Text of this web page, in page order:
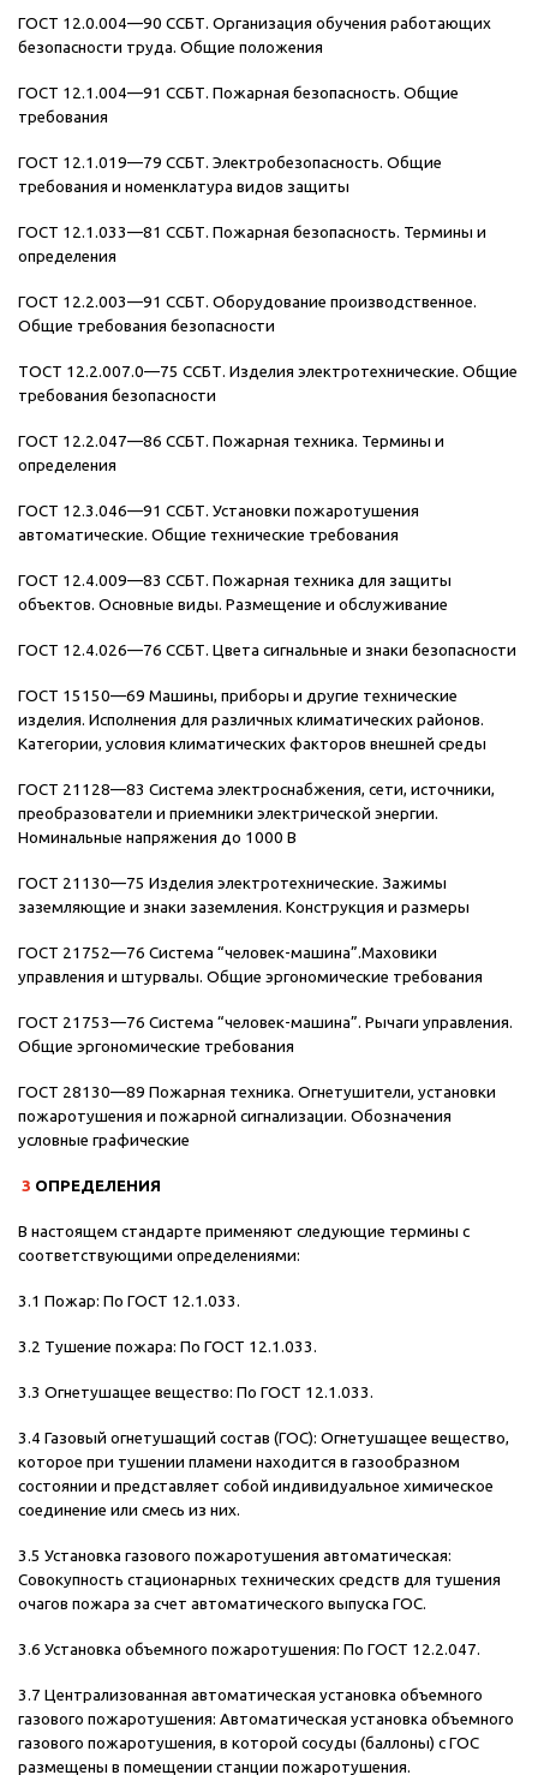
ГОСТ 12.0.004—90 ССБТ. Организация обучения работающих
безопасности труда. Общие положения
ГОСТ 12.1.004—91 ССБТ. Пожарная безопасность. Общие
требования
ГОСТ 12.1.019—79 ССБТ. Электробезопасность. Общие
требования и номенклатура видов защиты
ГОСТ 12.1.033—81 ССБТ. Пожарная безопасность. Термины и
определения
ГОСТ 12.2.003—91 ССБТ. Оборудование производственное.
Общие требования безопасности
ТОСТ 12.2.007.0—75 ССБТ. Изделия электротехнические. Общие
требования безопасности
ГОСТ 12.2.047—86 ССБТ. Пожарная техника. Термины и
определения
ГОСТ 12.3.046—91 ССБТ. Установки пожаротушения
автоматические. Общие технические требования
ГОСТ 12.4.009—83 ССБТ. Пожарная техника для защиты
объектов. Основные виды. Размещение и обслуживание
ГОСТ 12.4.026—76 ССБТ. Цвета сигнальные и знаки безопасности
ГОСТ 15150—69 Машины, приборы и другие технические
изделия. Исполнения для различных климатических районов.
Категории, условия климатических факторов внешней среды
ГОСТ 21128—83 Система электроснабжения, сети, источники,
преобразователи и приемники электрической энергии.
Номинальные напряжения до 1000 В
ГОСТ 21130—75 Изделия электротехнические. Зажимы
заземляющие и знаки заземления. Конструкция и размеры
ГОСТ 21752—76 Система “человек-машина”.Маховики
управления и штурвалы. Общие эргономические требования
ГОСТ 21753—76 Система “человек-машина”. Рычаги управления.
Общие эргономические требования
ГОСТ 28130—89 Пожарная техника. Огнетушители, установки
пожаротушения и пожарной сигнализации. Обозначения
условные графические
3 ОПРЕДЕЛЕНИЯ
В настоящем стандарте применяют следующие термины с
соответствующими определениями:
3.1 Пожар: По ГОСТ 12.1.033.
3.2 Тушение пожара: По ГОСТ 12.1.033.
3.3 Огнетушащее вещество: По ГОСТ 12.1.033.
3.4 Газовый огнетушащий состав (ГОС): Огнетушащее вещество,
которое при тушении пламени находится в газообразном
состоянии и представляет собой индивидуальное химическое
соединение или смесь из них.
3.5 Установка газового пожаротушения автоматическая:
Совокупность стационарных технических средств для тушения
очагов пожара за счет автоматического выпуска ГОС.
3.6 Установка объемного пожаротушения: По ГОСТ 12.2.047.
3.7 Централизованная автоматическая установка объемного
газового пожаротушения: Автоматическая установка объемного
газового пожаротушения, в которой сосуды (баллоны) с ГОС
размещены в помещении станции пожаротушения.